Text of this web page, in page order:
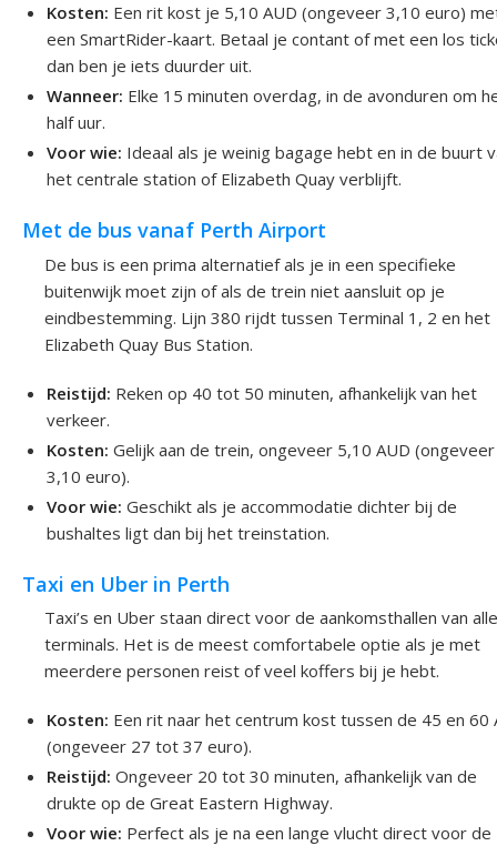
Kosten: Een rit kost je 5,10 AUD (ongeveer 3,10 euro)
een SmartRider-kaart. Betaal je contant of met een los
dan ben je iets duurder uit.
Wanneer: Elke 15 minuten overdag, in de avonduren om
half uur.
Voor wie: Ideaal als je weinig bagage hebt en in de buurt
het centrale station of Elizabeth Quay verblijft.
Met de bus vanaf Perth Airport
De bus is een prima alternatief als je in een specifieke
buitenwijk moet zijn of als de trein niet aansluit op je
eindbestemming. Lijn 380 rijdt tussen Terminal 1, 2 en het
Elizabeth Quay Bus Station.
Reistijd: Reken op 40 tot 50 minuten, afhankelijk van het
verkeer.
Kosten: Gelijk aan de trein, ongeveer 5,10 AUD (ongeveer
3,10 euro).
Voor wie: Geschikt als je accommodatie dichter bij de
bushaltes ligt dan bij het treinstation.
Taxi en Uber in Perth
Taxi’s en Uber staan direct voor de aankomsthallen van alle
terminals. Het is de meest comfortabele optie als je met
meerdere personen reist of veel koffers bij je hebt.
Kosten: Een rit naar het centrum kost tussen de 45 en 60
(ongeveer 27 tot 37 euro).
Reistijd: Ongeveer 20 tot 30 minuten, afhankelijk van de
drukte op de Great Eastern Highway.
Voor wie: Perfect als je na een lange vlucht direct voor de